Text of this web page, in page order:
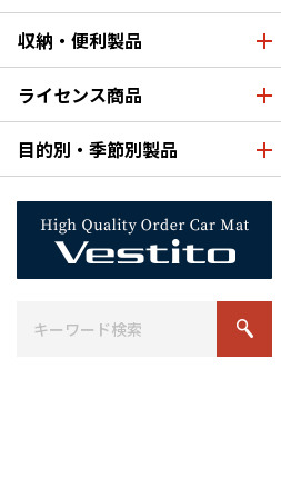
収納・便利製品
ライセンス商品
目的別・季節別製品